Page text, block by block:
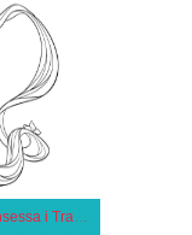
Rapunzel Prinsessa i Trassel